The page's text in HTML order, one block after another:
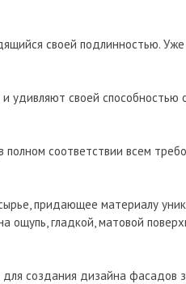
своей подлинностью.
своей способностью
соответствии всем
придающее материалу
гладкой, матовой
создания дизайна фасадов